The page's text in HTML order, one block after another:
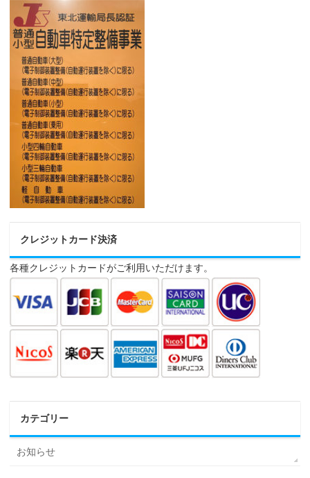
クレジットカード決済
各種クレジットカードがご利用いただけます。
カテゴリー
お知らせ